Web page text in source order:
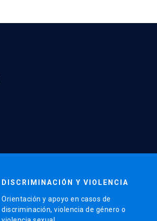
DISCRIMINACIÓN Y VIOLENCIA
Orientación y apoyo en casos de
discriminación, violencia de género o